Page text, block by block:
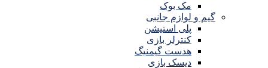
مک بوک
گیم و لوازم جانبی
پلی استیشن
کنترلر بازی
هدست گیمنیگ
دیسک بازی